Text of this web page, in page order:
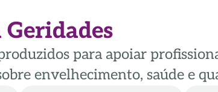
Geridades
para apoiar
envelhecimento, saúde e